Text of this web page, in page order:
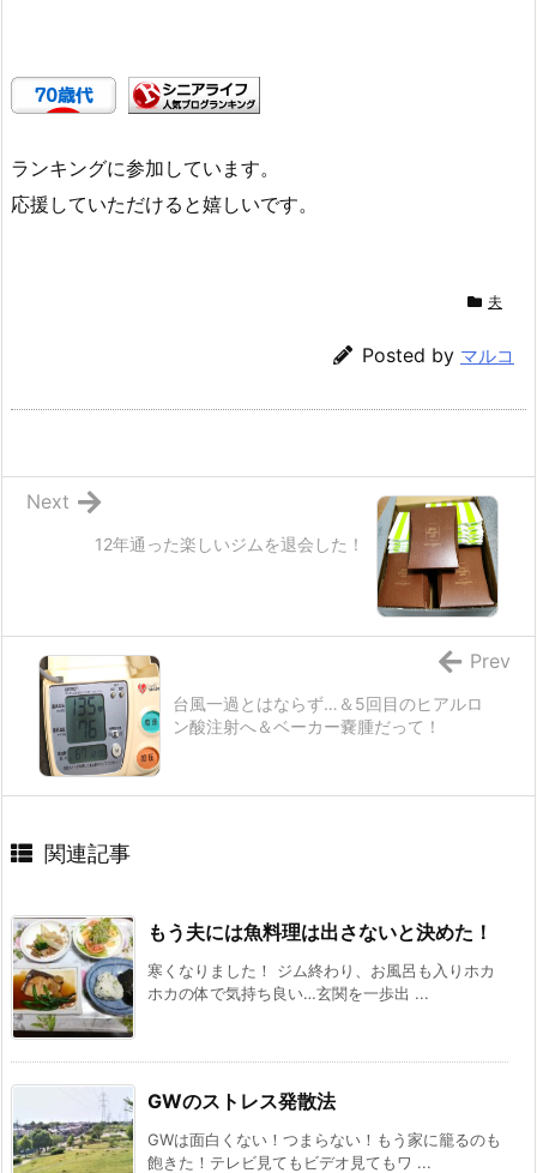
ランキングに参加しています。
応援していただけると嬉しいです。
夫
Posted by マルコ
12年通った楽しいジムを退会した！
Next
台風一過とはならず…＆5回目のヒアルロ
ン酸注射へ＆ベーカー嚢腫だって！
Prev
関連記事
もう夫には魚料理は出さないと決めた！
寒くなりました！ ジム終わり、お風呂も入りホカ
ホカの体で気持ち良い…玄関を一歩出 ...
GWのストレス発散法
GWは面白くない！つまらない！もう家に籠るのも
飽きた！テレビ見てもビデオ見てもワ ...